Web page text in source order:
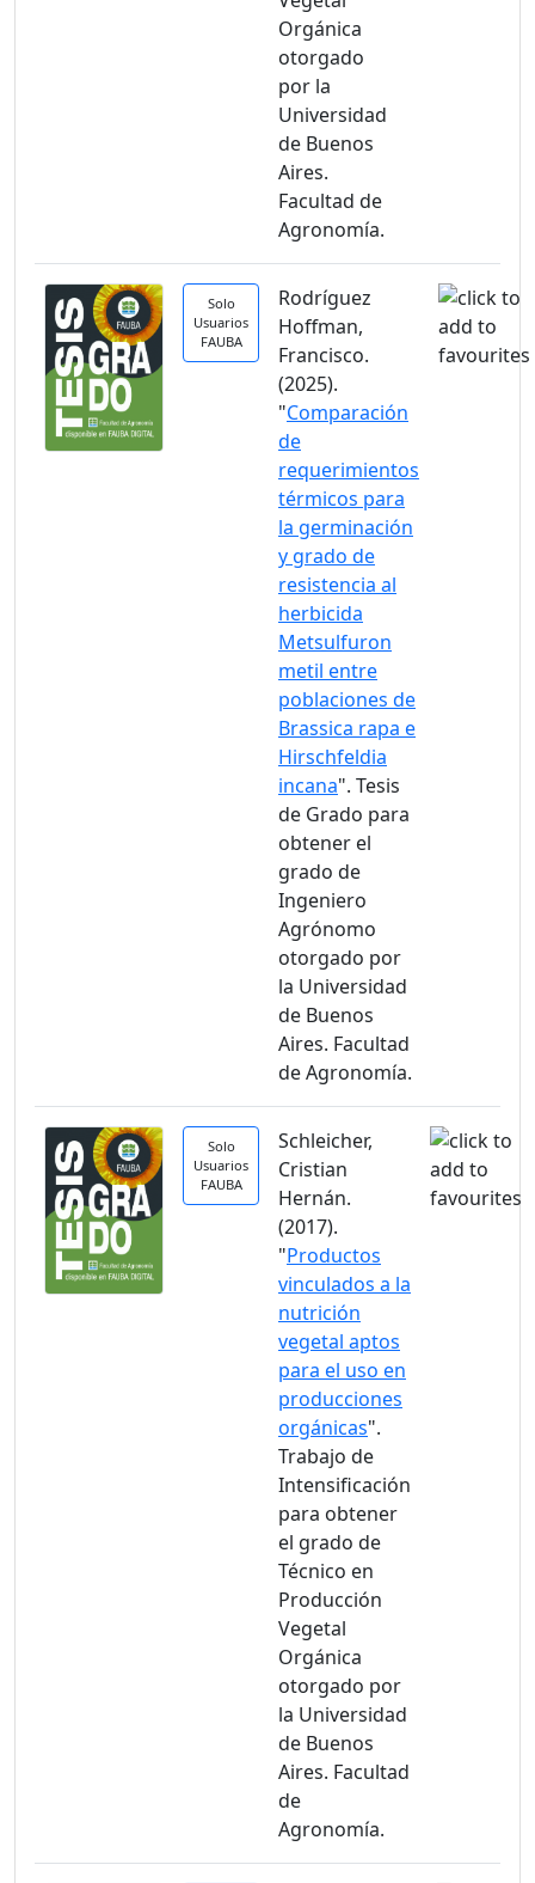
Orgánica
otorgado
por la
Universidad
de Buenos
Aires.
Facultad de
Agronomía.
Solo
Usuarios
FAUBA
Rodríguez
Hoffman,
Francisco.
(2025).
"Comparación
de
requerimientos
térmicos para
la germinación
y grado de
resistencia al
herbicida
Metsulfuron
metil entre
poblaciones de
Brassica rapa e
Hirschfeldia
incana". Tesis
de Grado para
obtener el
grado de
Ingeniero
Agrónomo
otorgado por
la Universidad
de Buenos
Aires. Facultad
de Agronomía.
Solo
Usuarios
FAUBA
Schleicher,
Cristian
Hernán.
(2017).
"Productos
vinculados a la
nutrición
vegetal aptos
para el uso en
producciones
orgánicas".
Trabajo de
Intensificación
para obtener
el grado de
Técnico en
Producción
Vegetal
Orgánica
otorgado por
la Universidad
de Buenos
Aires. Facultad
de
Agronomía.